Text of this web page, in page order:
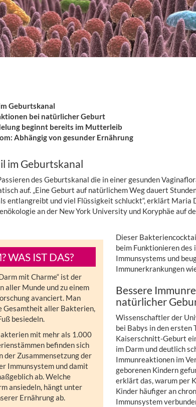
Geburtskanal
bei natürlicher Geburt
beginnt bereits im Mutterleib
Abhängig von gesunder Ernährung
im Geburtskanal
des Geburtskanal die in einer gesunden
auf. „Eine Geburt auf natürlichem Weg dauert
entlangreibt und viel Flüssigkeit schluckt“, erklärt Maria
an der New York University und Koryphäe auf
WAS IST DAS?
mit Charme“ ist der
aller Munde und zu einem
avanciert. Man
Gesamtheit aller Bakterien,
besiedeln.
mit mehr als 1.000
befinden sich
der Zusammensetzung der
Immunsystem und damit
ab. Welche
ansiedeln, hängt unter
Ernährung ab.
Dieser
beim Funktionieren des
Immunsystems und
Immunerkrankungen
Bessere
natürlicher
Wissenschaftler der
bei Babys in den ersten
Kaiserschnitt-Geburt
im Darm und deutlich
Immunreaktionen im
geborenen Kindern
erklärt das, warum per
Kinder häufiger an
Immunsystem